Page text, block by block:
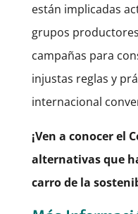
están implicadas
grupos
campañas para
injustas reglas y
internacional
¡Ven a conocer el
alternativas que
carro de la